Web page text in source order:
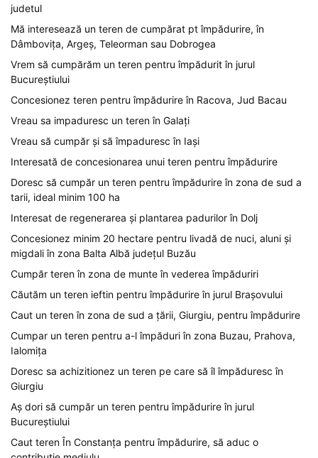
judetul
Mă interesează un teren de cumpărat pt împădurire, în
Dâmbovița, Argeș, Teleorman sau Dobrogea
Vrem să cumpărăm un teren pentru împădurit în jurul
Bucureștiului
Concesionez teren pentru împădurire în Racova, Jud Bacau
Vreau sa impaduresc un teren în Galați
Vreau să cumpăr și să împaduresc în Iași
Interesată de concesionarea unui teren pentru împădurire
Doresc să cumpăr un teren pentru împădurire în zona de sud a
tarii, ideal minim 100 ha
Interesat de regenerarea și plantarea padurilor în Dolj
Concesionez minim 20 hectare pentru livadă de nuci, aluni și
migdali în zona Balta Albă județul Buzău
Cumpăr teren în zona de munte în vederea împăduriri
Căutăm un teren ieftin pentru împădurire în jurul Brașovului
Caut un teren în zona de sud a țării, Giurgiu, pentru împădurire
Cumpar un teren pentru a-l împăduri în zona Buzau, Prahova,
Ialomița
Doresc sa achizitionez un teren pe care să îl împăduresc în
Giurgiu
Aș dori să cumpăr un teren pentru împădurire în jurul
Bucureștiului
Caut teren În Constanța pentru împădurire, să aduc o